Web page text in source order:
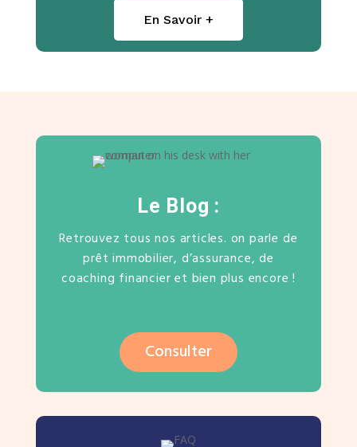
En Savoir +
Le Blog :
Retrouvez tous nos articles. on parle de
prêt immobilier, d’assurance, de
coaching financier et bien plus encore !
Consulter